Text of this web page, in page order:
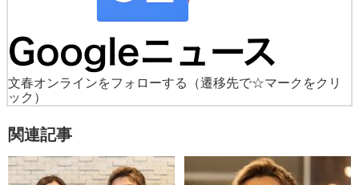
文春オンラインをフォローする
（遷移先で☆マークをクリ
ック）
関連記事